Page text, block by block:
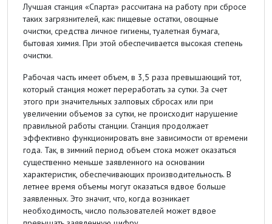
Лучшая станция «Спарта» рассчитана на работу при сбросе
таких загрязнителей, как: пищевые остатки, овощные
очистки, средства личное гигиены, туалетная бумага,
бытовая химия. При этой обеспечивается высокая степень
очистки.
Рабочая часть имеет объем, в 3,5 раза превышающий тот,
который станция может переработать за сутки. За счет
этого при значительных залповых сбросах или при
увеличении объемов за сутки, не происходит нарушение
правильной работы станции. Станция продолжает
эффективно функционировать вне зависимости от времени
года. Так, в зимний период объем стока может оказаться
существенно меньше заявленного на основании
характеристик, обеспечивающих производительность. В
летнее время объемы могут оказаться вдвое больше
заявленных. Это значит, что, когда возникает
необходимость, число пользователей может вдвое